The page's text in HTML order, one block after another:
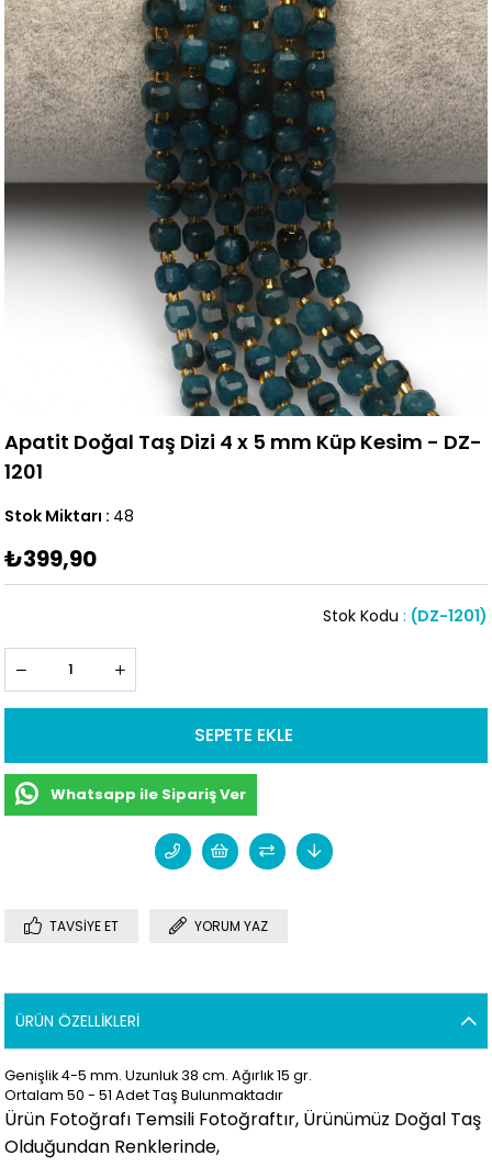
Apatit Doğal Taş Dizi 4 x 5 mm Küp Kesim - DZ-
1201
Stok Miktarı : 48
₺399,90
(DZ-1201)
Stok Kodu
Whatsapp ile Sipariş Ver
TAVSIYE ET YORUM YAZ
ÜRÜN ÖZELLIKLERI
Genişlik 4-5 mm. Uzunluk 38 cm. Ağırlık 15 gr.
Ortalam 50 - 51 Adet Taş Bulunmaktadır
Ürün Fotoğrafı Temsili Fotoğraftır, Ürünümüz Doğal Taş
Olduğundan Renklerinde,